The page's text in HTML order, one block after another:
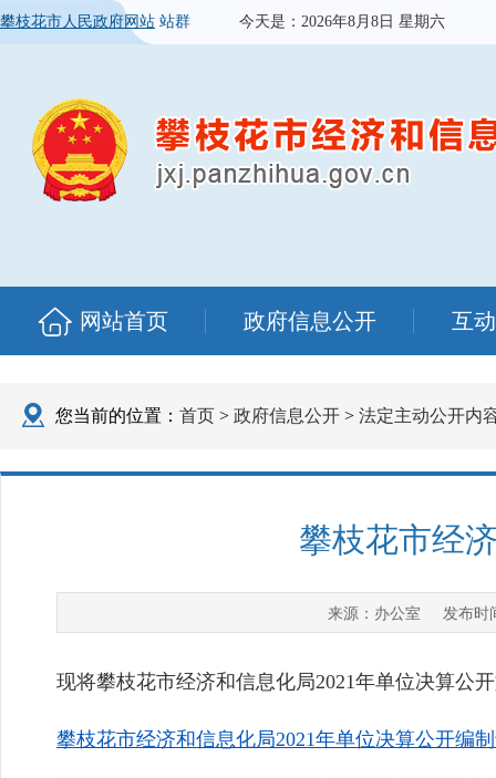
攀枝花市人民政府网站 站群 今天是： 2026年8月8日 星期六
网站首页 政府信息公开 互
您当前的位置： 首页 > 政府信息公开 > 法定主动公开内
攀枝花市经
来源： 办公室 发布时
现将攀枝花市经济和信息化局2021年单位决算公
攀枝花市经济和信息化局2021年单位决算公开编